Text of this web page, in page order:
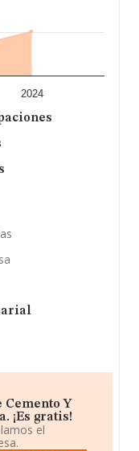
Para aportar
sectorial, la
16 años. Los
2002
inmobiliaria,
gestión y
de toda clase de
administración,
cualquier otra
ha
2024
Y
¡Es gratis!
el